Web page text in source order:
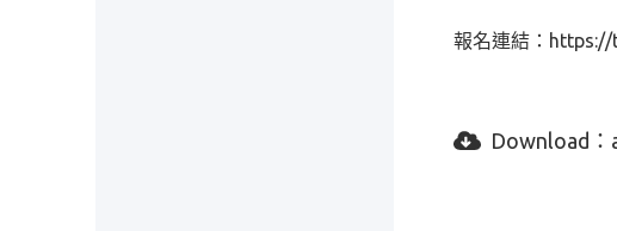
報名連結：
Download：